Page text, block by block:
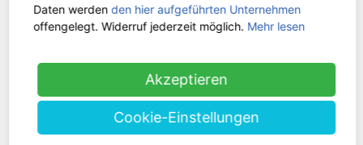
Kontakt
Zahlungsarten
Folge uns bei
Daten werdenden hier aufgeführten Unternehmen
offengelegt. Widerruf jederzeit möglich. Mehr lesen
Akzeptieren
Cookie-Einstellungen